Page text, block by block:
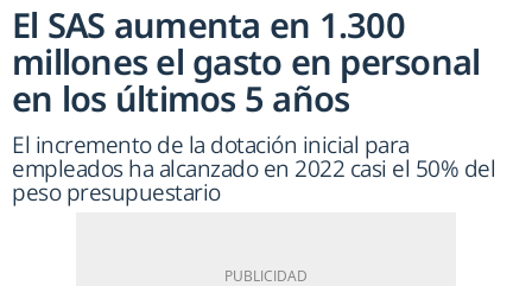
El SAS aumenta en 1.300
millones el gasto en personal
en los últimos 5 años
El incremento de la dotación inicial para
empleados ha alcanzado en 2022 casi el 50% del
peso presupuestario